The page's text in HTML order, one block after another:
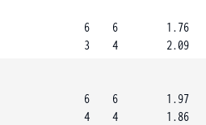
6
3
6
4
1.76
2.09
6
4
6
4
1.97
1.86